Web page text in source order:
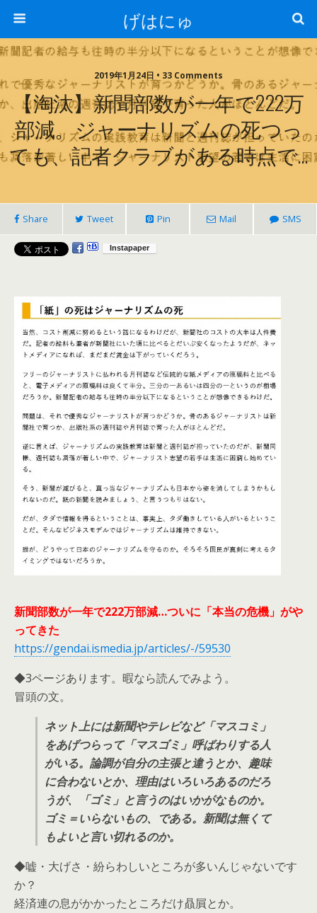
げはにゅ
2019年1月24日 • 33 Comments
【淘汰】新聞部数が一年で222万
部減。ジャーナリズムの死つっ
ても、記者クラブがある時点で…
Share Tweet Pin Mail SMS
新聞部数が一年で222万部減…ついに「本当の危機」がや
ってきた
https://gendai.ismedia.jp/articles/-/59530
◆3ページあります。暇なら読んでみよう。
冒頭の文。
ネット上には新聞やテレビなど「マスコミ」
をあげつらって「マスゴミ」呼ばわりする人
がいる。論調が自分の主張と違うとか、趣味
に合わないとか、理由はいろいろあるのだろ
うが、「ゴミ」と言うのはいかがなものか。
ゴミ＝いらないもの、である。新聞は無くて
もよいと言い切れるのか。
◆嘘・大げさ・紛らわしいところが多いんじゃないです
か？
経済連の息がかかったところだけ贔屓とか。